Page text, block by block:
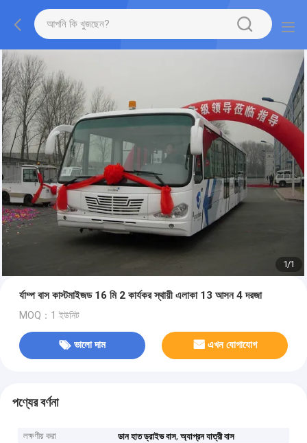
1/1
র্যাম্প বাস কাস্টমাইজড 16 মি 2 কার্যকর স্থায়ী এলাকা 13 আসন 4 দরজা
MOQ：1 ইউনিট
ভালো দাম এখন যোগাযোগ
পণ্যের বর্ণনা
লক্ষণীয় করা ডান হাত ড্রাইভ বাস,অ্যাপ্রন যাত্রী বাস